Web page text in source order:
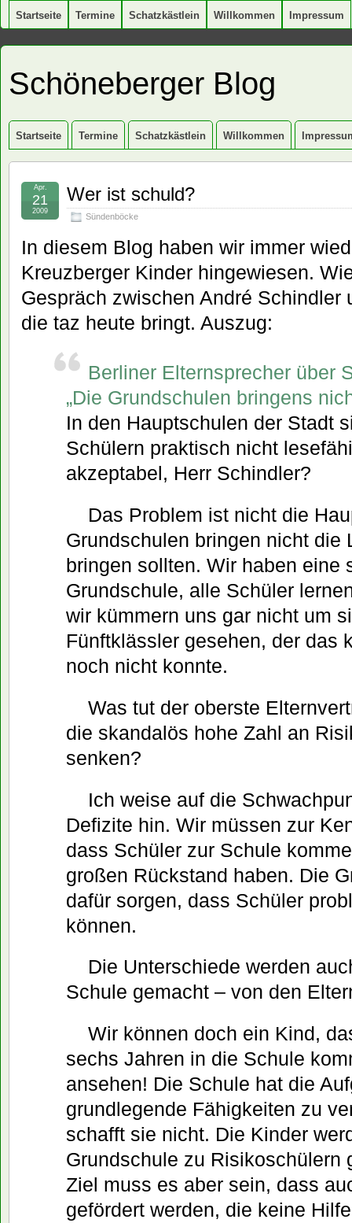
Startseite Termine Schatzkästlein Willkommen Impressum
Schöneberger Blog
Startseite Termine Schatzkästlein Willkommen
Wer ist schuld?
Sündenböcke
Apr.
21
2009
In diesem Blog haben wir immer
Kreuzberger Kinder hingewiesen.
Gespräch zwischen André Schindler
die taz heute bringt. Auszug:
Berliner Elternsprecher über
„Die Grundschulen bringens
In den Hauptschulen der Stadt
Schülern praktisch nicht
akzeptabel, Herr Schindler?
Das Problem ist nicht die
Grundschulen bringen nicht die
bringen sollten. Wir haben eine
Grundschule, alle Schüler
wir kümmern uns gar nicht um
Fünftklässler gesehen, der das
noch nicht konnte.
Was tut der oberste
die skandalös hohe Zahl an
senken?
Ich weise auf die
Defizite hin. Wir müssen zur
dass Schüler zur Schule
großen Rückstand haben. Die
dafür sorgen, dass Schüler
können.
Die Unterschiede werden
Schule gemacht – von den
Wir können doch ein Kind,
sechs Jahren in die Schule
ansehen! Die Schule hat die
grundlegende Fähigkeiten zu
schafft sie nicht. Die Kinder
Grundschule zu Risikoschülern
Ziel muss es aber sein, dass
gefördert werden, die keine